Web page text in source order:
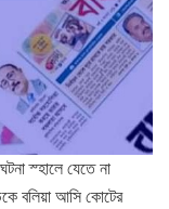
স্হালে যেতে না
বলিয়া আসি কোটের